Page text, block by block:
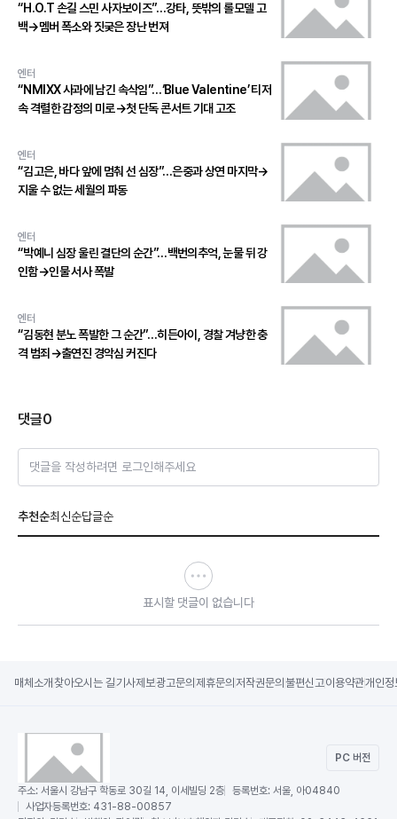
“H.O.T 손길 스민 사자보이즈”…강타, 뜻밖의 롤모델 고
백→멤버 폭소와 짓궂은 장난 번져
엔터
“NMIXX 사과에 남긴 속삭임”…‘Blue Valentine’ 티저
속 격렬한 감정의 미로→첫 단독 콘서트 기대 고조
엔터
“김고은, 바다 앞에 멈춰 선 심장”…은중과 상연 마지막→
지울 수 없는 세월의 파동
엔터
“박예니 심장 울린 결단의 순간”…백번의추억, 눈물 뒤 강
인함→인물 서사 폭발
엔터
“김동현 분노 폭발한 그 순간”…히든아이, 경찰 겨냥한 충
격 범죄→출연진 경악심 커진다
댓글0
댓글을 작성하려면 로그인해주세요
추천순최신순답글순
표시할 댓글이 없습니다
매체소개 찾아오시는 길기사제보광고문의 제휴문의 저작권문의 불편신고이용약관개인정
PC 버전
주소: 서울시 강남구 학동로 30길 14, 이세빌딩 2층 등록번호: 서울, 아04840
사업자등록번호: 431-88-00857